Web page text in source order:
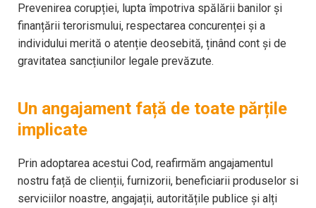
Prevenirea corupției, lupta împotriva spălării banilor și
finanțării terorismului, respectarea concurenței și a
individului merită o atenție deosebită, ținând cont și de
gravitatea sancțiunilor legale prevăzute.
Un angajament față de toate părțile
implicate
Prin adoptarea acestui Cod, reafirmăm angajamentul
nostru față de clienții, furnizorii, beneficiarii produselor si
serviciilor noastre, angajații, autoritățile publice și alți